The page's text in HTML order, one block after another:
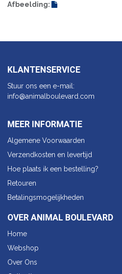
Afbeelding:
KLANTENSERVICE
Stuur ons een e-mail:
info@animalbo​ulevard.com
MEER INFORMATIE
Algemene Voorwaarden
Verzendkosten en levertijd
Hoe plaats ik een bestelling?
Retouren
Betalingsmogelijkheden
OVER ANIMAL BOULEVARD
Home
Webshop
Over Ons